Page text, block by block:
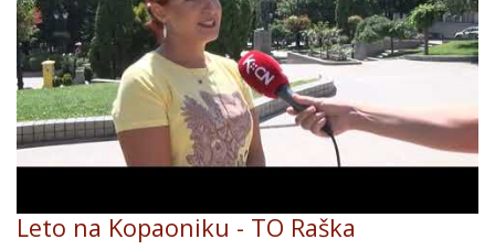
Leto na Kopaoniku - TO Raška